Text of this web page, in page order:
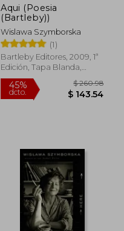
dcto.
Aqui (Poesia
(Bartleby))
Wislawa Szymborska
(1)
Bartleby Editores, 2009, 1ª
Edición, Tapa Blanda,
Usado